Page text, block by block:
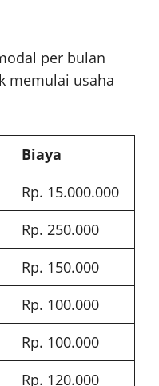
per bulan
memulai usaha
Biaya
Rp. 15.000.000
Rp. 250.000
Rp. 150.000
Rp. 100.000
Rp. 100.000
Rp. 120.000